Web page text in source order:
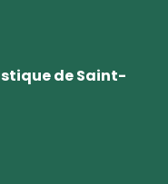
de Saint-